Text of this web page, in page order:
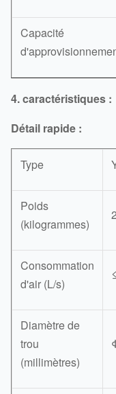
Capacité
4. caractéristiques :
Détail rapide :
Type
Poids
(kilogrammes)
Consommation
d'air (L/s)
Diamètre de
trou
(millimètres)